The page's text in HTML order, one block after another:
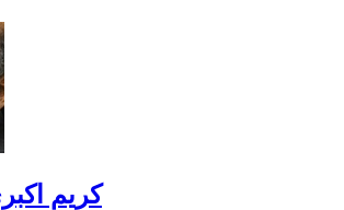
کریم